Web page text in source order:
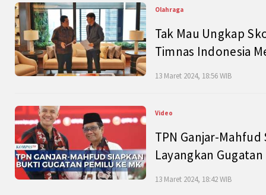
Olahraga
Tak Mau Ungkap
Timnas Indonesia
13 Maret 2024, 18:56 WIB
Video
TPN Ganjar-
Layangkan
13 Maret 2024, 18:42 WIB